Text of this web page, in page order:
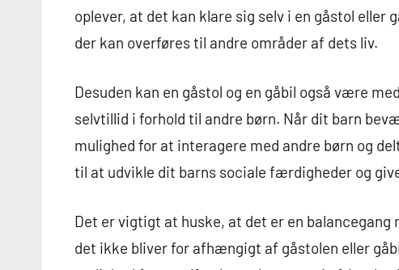
oplever, at det kan klare sig selv i en gåstol
der kan overføres til andre områder af dets liv.
Desuden kan en gåstol og en gåbil også være
selvtillid i forhold til andre børn. Når dit barn
mulighed for at interagere med andre børn og
til at udvikle dit barns sociale færdigheder og
Det er vigtigt at huske, at det er en
det ikke bliver for afhængigt af gåstolen eller